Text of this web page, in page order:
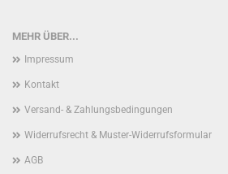
MEHR ÜBER...
Impressum
Kontakt
Versand- & Zahlungsbedingungen
Widerrufsrecht & Muster-Widerrufsformular
AGB